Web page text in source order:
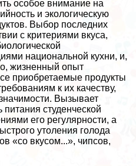
особое внимание на
и экологическую
Выбор последних
с критериями вкуса,
национальной кухни, и,
жизненный опыт
приобретаемые продукты
к их качеству,
Вызывает
студенческой
его регулярности, а
утоления голода
«со вкусом...», чипсов,